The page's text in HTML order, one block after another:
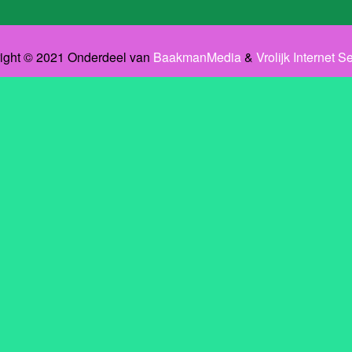
© 2021 Onderdeel van BaakmanMedia& Vrolijk Internet